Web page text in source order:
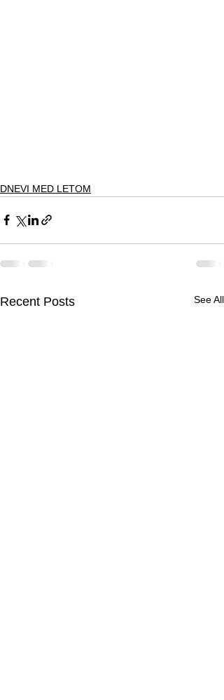
DNEVI MED LETOM
Recent Posts See All